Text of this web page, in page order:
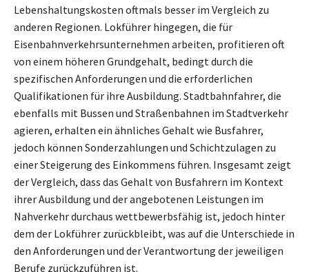
Lebenshaltungskosten oftmals besser im Vergleich zu
anderen Regionen. Lokführer hingegen, die für
Eisenbahnverkehrsunternehmen arbeiten, profitieren oft
von einem höheren Grundgehalt, bedingt durch die
spezifischen Anforderungen und die erforderlichen
Qualifikationen für ihre Ausbildung. Stadtbahnfahrer, die
ebenfalls mit Bussen und Straßenbahnen im Stadtverkehr
agieren, erhalten ein ähnliches Gehalt wie Busfahrer,
jedoch können Sonderzahlungen und Schichtzulagen zu
einer Steigerung des Einkommens führen. Insgesamt zeigt
der Vergleich, dass das Gehalt von Busfahrern im Kontext
ihrer Ausbildung und der angebotenen Leistungen im
Nahverkehr durchaus wettbewerbsfähig ist, jedoch hinter
dem der Lokführer zurückbleibt, was auf die Unterschiede in
den Anforderungen und der Verantwortung der jeweiligen
Berufe zurückzuführen ist.